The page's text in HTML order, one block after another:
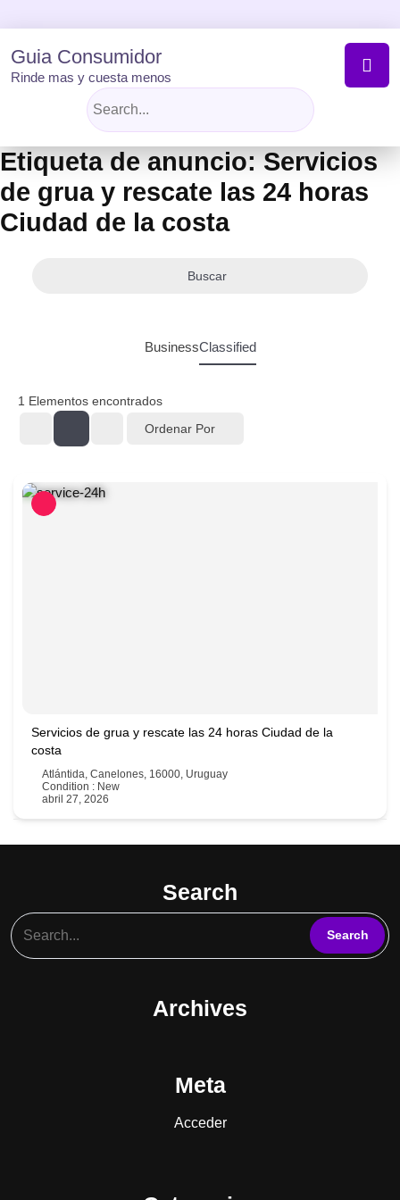
to
content
Guia Consumidor
Rinde mas y cuesta menos
Etiqueta de anuncio:Servicios
de grua y rescate las 24 horas
Ciudad de la costa
Buscar
BusinessClassified
1 Elementos encontrados
Ordenar Por
Servicios de grua y rescate las 24 horas Ciudad de la
costa
Atlántida, Canelones, 16000, Uruguay
Condition : New
abril 27, 2026
Search
Archives
Meta
Acceder